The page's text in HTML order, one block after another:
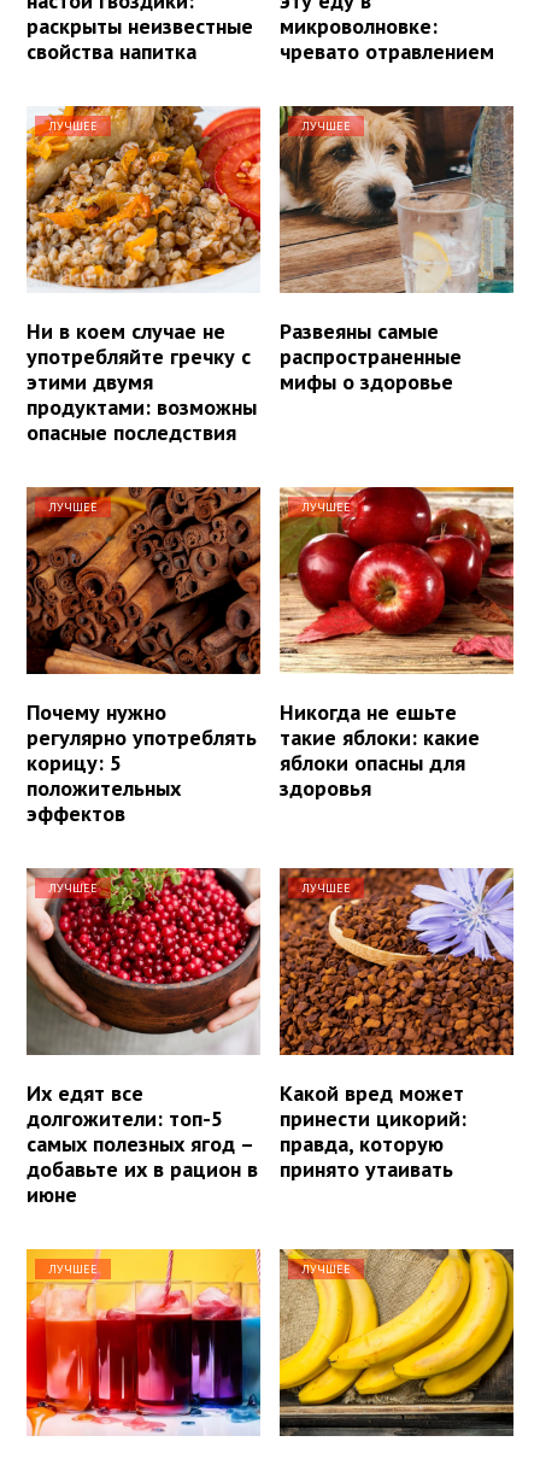
раскрыты неизвестные
свойства напитка
микроволновке:
чревато отравлением
ЛУЧШЕЕ
Ни в коем случае не
употребляйте гречку с
этими двумя
продуктами: возможны
опасные последствия
ЛУЧШЕЕ
Развеяны самые
распространенные
мифы о здоровье
ЛУЧШЕЕ
Почему нужно
регулярно употреблять
корицу: 5
положительных
эффектов
ЛУЧШЕЕ
Никогда не ешьте
такие яблоки: какие
яблоки опасны для
здоровья
ЛУЧШЕЕ
Их едят все
долгожители: топ-5
самых полезных ягод –
добавьте их в рацион в
июне
ЛУЧШЕЕ
Какой вред может
принести цикорий:
правда, которую
принято утаивать
ЛУЧШЕЕ ЛУЧШЕЕ